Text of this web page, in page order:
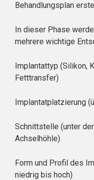
Behandlungsplan
In dieser Phase
mehrere wichtige
Implantattyp (Silikon,
Fetttransfer)
Implantatplatzierung
Schnittstelle (unter
Achselhöhle)
Form und Profil des
niedrig bis hoch)